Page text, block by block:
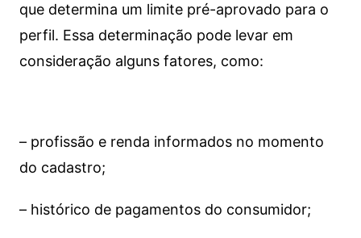
que determina um limite pré-aprovado para o
perfil. Essa determinação pode levar em
consideração alguns fatores, como:
– profissão e renda informados no momento
do cadastro;
– histórico de pagamentos do consumidor;